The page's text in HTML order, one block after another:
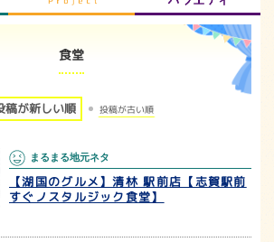
食堂
稿が新しい順 投稿が古い順
まるまる地元ネタ
【湖国のグルメ】清林 駅前店【志賀駅前
すぐノスタルジック食堂】